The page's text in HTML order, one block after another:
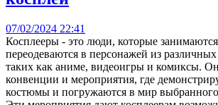
07/02/2024 22:41
Косплееры - это люди, которые
переодеваются в персонажей из
таких как аниме, видеоигры и комиксы.
конвенции и мероприятия, где
костюмы и погружаются в мир